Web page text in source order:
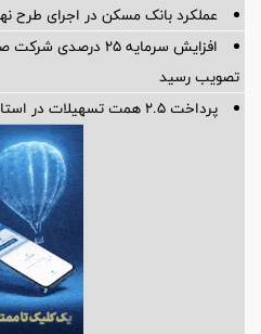
عملکرد بانک مسکن در اجرای
افزایش سرمایه ۲۵
تصویب رسید
پرداخت ۲.۵ همت تسهیلات در استان اردبیل طی سال ۱۴۰۴